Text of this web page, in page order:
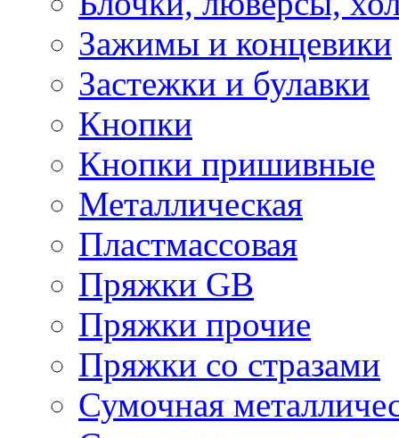
Зажимы и концевики
Застежки и булавки
Кнопки
Кнопки пришивные
Металлическая
Пластмассовая
Пряжки GB
Пряжки прочие
Пряжки со стразами
Сумочная